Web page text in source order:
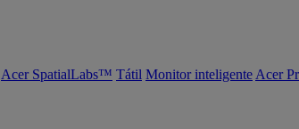
Acer SpatialLabs™ Tátil Monitor inteligente Acer